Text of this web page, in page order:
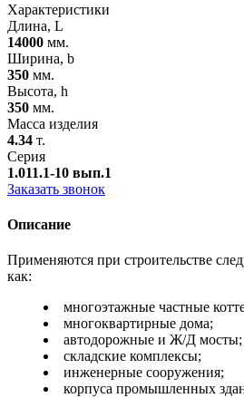
Характеристики
Длина, L
14000 мм.
Ширина, b
350 мм.
Высота, h
350 мм.
Масса изделия
4.34 т.
Серия
1.011.1-10 вып.1
Заказать звонок
Описание
Применяются при строительстве
как:
многоэтажные частные
многоквартирные дома;
автодорожные и Ж/Д мосты;
складские комплексы;
инженерные сооружения;
корпуса промышленных